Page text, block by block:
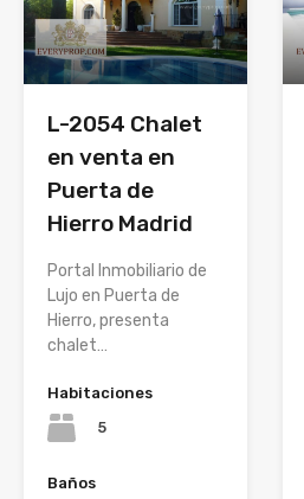
L-2054 Chalet
en venta en
Puerta de
Hierro Madrid
Portal Inmobiliario de
Lujo en Puerta de
Hierro, presenta
chalet…
Habitaciones
5
Baños